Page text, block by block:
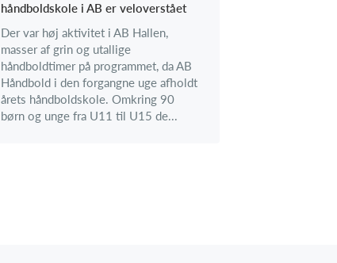
håndboldskole i AB er veloverstået
Der var høj aktivitet i AB Hallen,
masser af grin og utallige
håndboldtimer på programmet, da AB
Håndbold i den forgangne uge afholdt
årets håndboldskole. Omkring 90
børn og unge fra U11 til U15 de...